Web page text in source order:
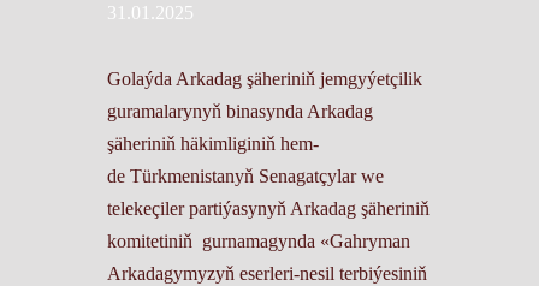
31.01.2025
Golaýda Arkadag şäheriniň jemgyýetçilik
guramalarynyň binasynda Arkadag
şäheriniň häkimliginiň hem-
de Türkmenistanyň Senagatçylar we
telekeçiler partiýasynyň Arkadag şäheriniň
komitetiniň gurnamagynda «Gahryman
Arkadagymyzyň eserleri-nesil terbiýesiniň